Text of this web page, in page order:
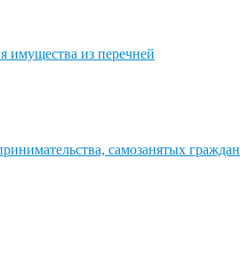
имущества из перечней
самозанятых граждан